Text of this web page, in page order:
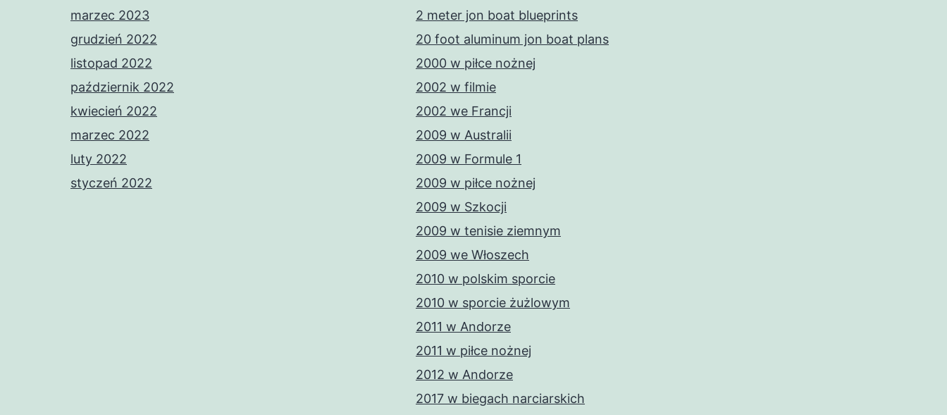
marzec 2023
grudzień 2022
listopad 2022
październik 2022
kwiecień 2022
marzec 2022
luty 2022
styczeń 2022
2 meter jon boat blueprints
20 foot aluminum jon boat plans
2000 w piłce nożnej
2002 w filmie
2002 we Francji
2009 w Australii
2009 w Formule 1
2009 w piłce nożnej
2009 w Szkocji
2009 w tenisie ziemnym
2009 we Włoszech
2010 w polskim sporcie
2010 w sporcie żużlowym
2011 w Andorze
2011 w piłce nożnej
2012 w Andorze
2017 w biegach narciarskich